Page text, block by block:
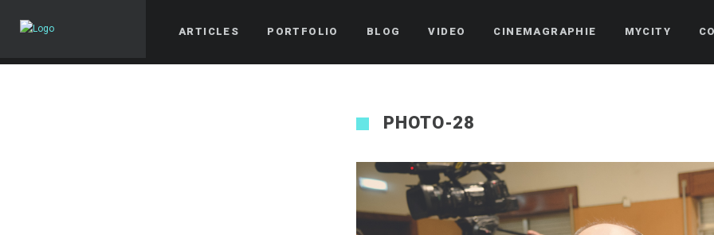
ARTICLES PORTFOLIO BLOG VIDEO CINEMAGRAPHIE MYCITY
PHOTO-28